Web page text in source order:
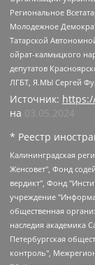
Региональное
Молодежное
Татарской
ойрат-калмыцкого
депутатов
ЛГБТ, Я.МЫ Сергей
Источник:
на 03.05.2024
* Реестр
Калининградская региональная общественная организация "Экозащита!-Женсовет", Фонд содействия защите прав и свобод граждан "Общественный вердикт", Фонд "Институт Развития Свободы Информации", Частное учреждение "Информационное агентство МЕМО. РУ", Региональная общественная организация "Общественная комиссия по сохранению наследия академика Сахарова", Фонд поддержки свободы прессы, Санкт-Петербургская общественная правозащитная организация "Гражданский контроль", Межрегиональная общественная организация "Информационно-просветительский центр "Мемориал", Региональный Фонд "Центр Защиты Прав Средств Массовой Информации", с 05.12.2023 Фонд "Центр Защиты Прав Средств массовой информации", Региональная общественная благотворительная организация помощи беженцам и мигрантам "Гражданское содействие", Негосударственное образовательное учреждение дополнительного профессионального образования (повышение квалификации) специалистов "АКАДЕМИЯ ПО ПРАВАМ ЧЕЛОВЕКА", Свердловская региональная общественная организация "Сутяжник", Автономная некоммерческая организация "Центр независимых социологических исследований", Союз общественных объединений "Российский исследовательский центр по правам человека", Региональное общественное учреждение научно-информационный центр "МЕМОРИАЛ", Некоммерческая организация "Фонд защиты гласности", Автономная некоммерческая организация "Институт прав человека", Городская общественная организация "Екатеринбургское общество "МЕМОРИАЛ", Городская общественная организация "Рязанское историко-просветительское и правозащитное общество "Мемориал" (Рязанский Мемориал), Челябинский региональный орган общественной самодеятельности – женское общественное объединение "Женщины Евразии", Челябинский региональный орган общественной самодеятельности "Уральская правозащитная группа", Фонд содействия защите здоровья и социальной справедливости имени Андрея Рылькова, Автономная Некоммерческая Организация "Аналитический Центр Юрия Левады", Автономная некоммерческая организация социальной поддержки населения "Проект Апрель", Региональная общественная организация помощи женщинам и детям, находящимся в кризисной ситуации "Информационно-методический центр "Анна", Фонд содействия развитию массовых коммуникаций и правовому просвещению "Так-так-Так", Фонд содействия устойчивому развитию "Серебряная тайга", Свердловский региональный общественный фонд социальных проектов "Новое время", "Idel.Реалии", Кавказ.Реалии, Крым.Реалии, Телеканал Настоящее Время, Татаро-башкирская служба Радио Свобода (Azatliq Radiosi), Радио Свободная Европа/Радио Свобода (PCE/PC), "Сибирь.Реалии", "Фактограф", Благотворительный фонд помощи осужденным и их семьям, Автономная некоммерческая организация "Институт глобализации и социальных движений", Фонд "В защиту прав заключенных", Частное учреждение "Центр поддержки и содействия развитию средств массовой информации", Пензенский